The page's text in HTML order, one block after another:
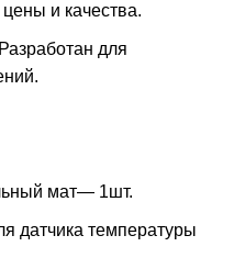
и качества.
для
мат— 1шт.
датчика температуры